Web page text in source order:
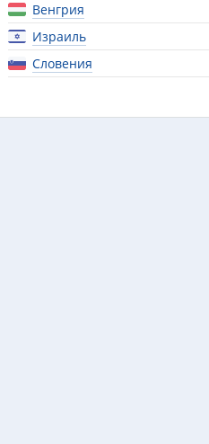
Венгрия
Израиль
Словения